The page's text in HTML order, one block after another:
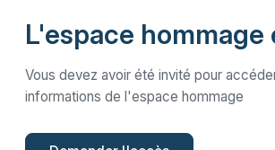
L'espace hommage
Vous devez avoir été invité pour
informations de l'espace hommage